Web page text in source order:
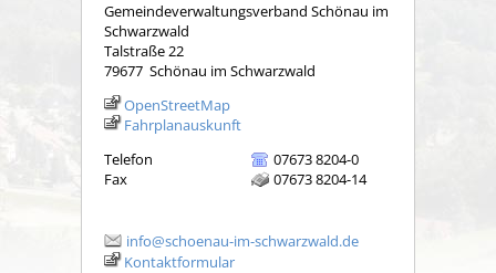
Gemeindeverwaltungsverband Schönau im
Schwarzwald
Talstraße 22
79677 Schönau im Schwarzwald
OpenStreetMap
Fahrplanauskunft
Telefon
07673 8204-0
Fax
07673 8204-14
info@schoenau-im-schwarzwald.de
Kontaktformular